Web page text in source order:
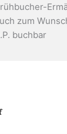
zum
buchbar